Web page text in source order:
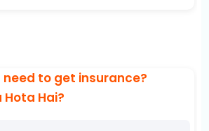
need to get insurance?
Hai?